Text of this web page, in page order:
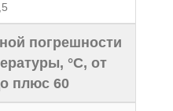
погрешности
°С, от
плюс 60